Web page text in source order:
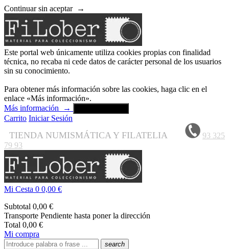
Continuar sin aceptar →
Este portal web únicamente utiliza cookies propias con finalidad
técnica, no recaba ni cede datos de carácter personal de los usuarios
sin su conocimiento.
Para obtener más información sobre las cookies, haga clic en el
enlace «Más información».
Más información
→
Carrito Iniciar Sesión
TIENDA NUMISMÁTICA Y FILATELIA
93 325
79 93
Mi Cesta 0 0,00 €
Subtotal 0,00 €
Transporte Pendiente hasta poner la dirección
Total 0,00 €
Mi compra
search